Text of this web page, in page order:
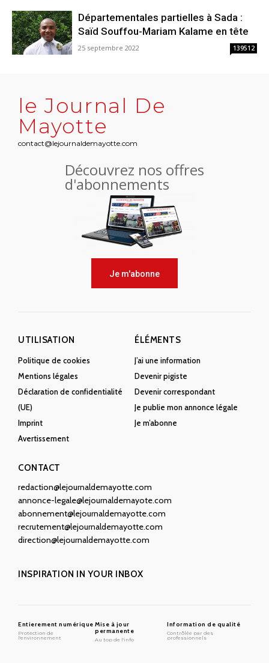
Départementales partielles à Sada :
Saïd Souffou-Mariam Kalame en tête
25 septembre 2022 139512
le Journal De
Mayotte
contact@lejournaldemayotte.com
Découvrez nos offres
d'abonnements
Je m'abonne
UTILISATION
Politique de cookies
Mentions légales
Déclaration de confidentialité
(UE)
Imprint
Avertissement
ÉLÉMENTS
J’ai une information
Devenir pigiste
Devenir correspondant
Je publie mon annonce légale
Je m’abonne
CONTACT
redaction@lejournaldemayotte.com
annonce-legale@lejournaldemayote.com
abonnement@lejournaldemayotte.com
recrutement@lejournaldemayotte.com
direction@lejournaldemayotte.com
INSPIRATION IN YOUR INBOX
Entierement numérique
Protection de
l'environnement
Mise à jour
permanente
Au top de l'info
Information de qualité
Contrôlée par des
professionnels